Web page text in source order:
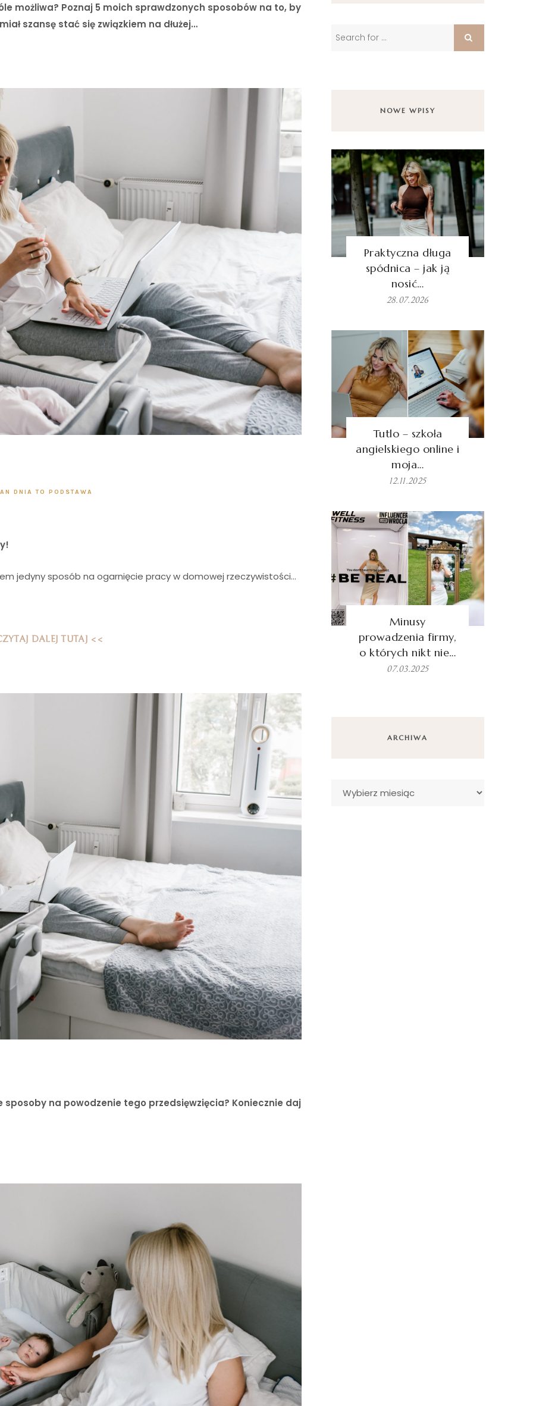
możliwa? Poznaj 5 moich sprawdzonych sposobów na to, by
szansę stać się związkiem na dłużej…
DNIA TO PODSTAWA
jedyny sposób na ogarnięcie pracy w domowej rzeczywistości…
DALEJ TUTAJ <<
sposoby na powodzenie tego przedsięwzięcia? Koniecznie daj
NOWE WPISY
Praktyczna długa
spódnica – jak ją
nosić…
28.07.2026
Tutlo – szkoła
angielskiego online i
moja…
12.11.2025
Minusy
prowadzenia firmy,
o których nikt nie…
07.03.2025
ARCHIWA